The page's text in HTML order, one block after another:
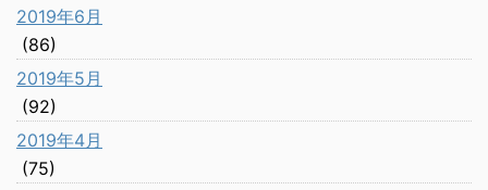
2019年6月
(86)
2019年5月
(92)
2019年4月
(75)